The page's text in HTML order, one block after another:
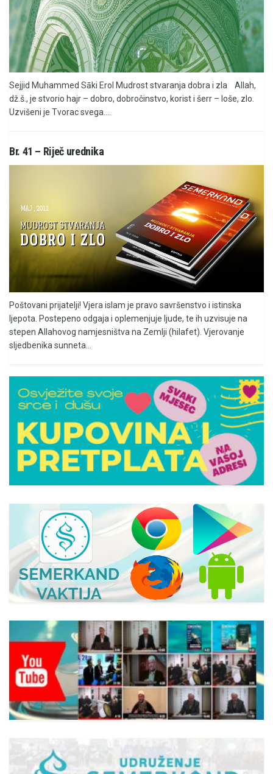
Sejjid Muhammed Sāki Erol Mudrost stvaranja dobra i zla Allah,
dž.š., je stvorio hajr – dobro, dobročinstvo, korist i šerr – loše, zlo.
Uzvišeni je Tvorac svega....
Br. 41 – Riječ urednika
Poštovani prijatelji! Vjera islam je pravo savršenstvo i istinska
ljepota. Postepeno odgaja i oplemenjuje ljude, te ih uzvisuje na
stepen Allahovog namjesništva na Zemlji (hilafet). Vjerovanje
sljedbenika sunneta...